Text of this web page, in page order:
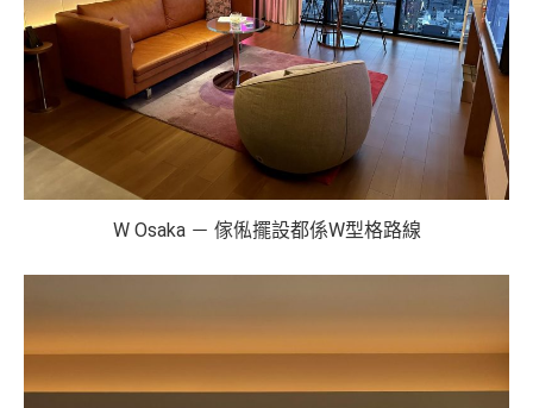
W Osaka － 傢俬擺設都係W型格路線